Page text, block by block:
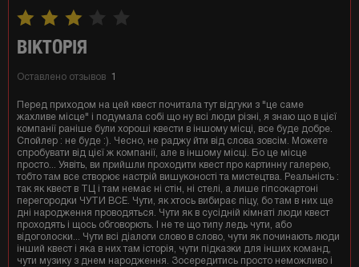
ВІКТОРІЯ
Оставлено отзывов 1
Перед приходом на цей квест почитала тут відгуки з "це саме
жахливе місце" і подумала собі що ну всі люди різні, я знаю що в цієї
компанії раніше були хороші квести в іншому місці, все буде добре.
Спойлер : не буде :). Чесно, не раджу йти від слова зовсім. Можете
спробувати від цієї ж компанії, але в іншому місці. Бо це місце
просто... Уявіть, ви прийшли проходити квест про картинну галерею,
тобто там все створює настрій вишуконості та мистецтва. Реальність :
так як квест в ТЦ і там немає ні стін, ні стелі, а лише гіпсокартоні
перегородки ЧУТИ ВСЕ. Чути, як хтось вибирає піцу, бо там в них ще
дні народження проводяться. Чути як в сусідній кімнаті люди квест
проходять і щось обговорють. І не те що типу ледь чути, або
відоголоски... Чути всі діалоги слово в слово, чути як починають люди
інший квест і яка в них там історія, чути підказки для інших команд,
чути музику з днем народження. Зосередитись просто неможливо і